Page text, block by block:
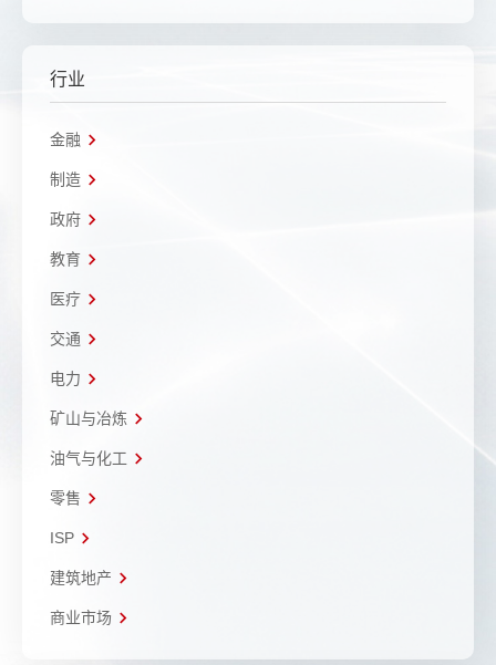
行业
金融
制造
政府
教育
医疗
交通
电力
矿山与冶炼
油气与化工
零售
ISP
建筑地产
商业市场